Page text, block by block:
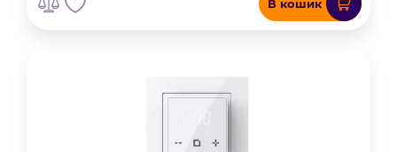
В кошик